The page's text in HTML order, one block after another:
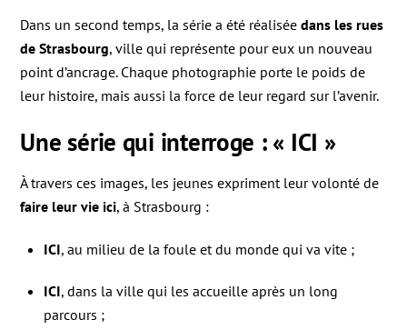
Dans un second temps, la série a été réaliséedans les rues
de Strasbourg, ville qui représente pour eux un nouveau
point d’ancrage. Chaque photographie porte le poids de
leur histoire, mais aussi la force de leur regard sur l’avenir.
Une série qui interroge : « ICI »
À travers ces images, les jeunes expriment leur volonté de
faire leur vie ici, à Strasbourg :
ICI, au milieu de la foule et du monde qui va vite ;
ICI, dans la ville qui les accueille après un long
parcours ;